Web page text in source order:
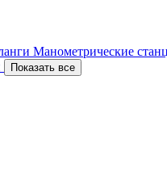
Манометрические
Показать все